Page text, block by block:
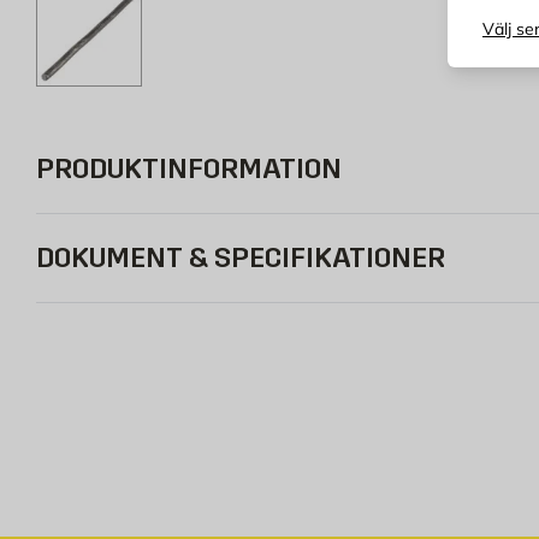
Välj
PRODUKTINFORMATION
DOKUMENT & SPECIFIKATIONER